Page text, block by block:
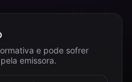
e pode sofrer
emissora.